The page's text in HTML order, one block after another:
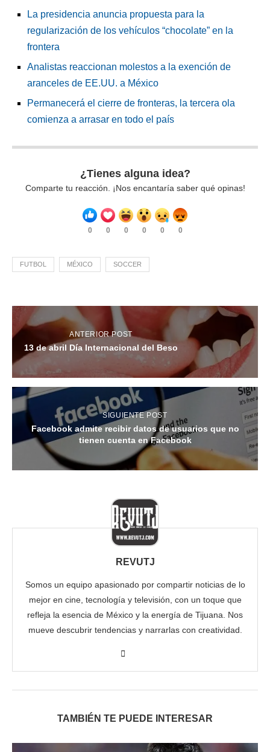
La presidencia anuncia propuesta para la
regularización de los vehículos “chocolate” en la
frontera
Analistas reaccionan molestos a la exención de
aranceles de EE.UU. a México
Permanecerá el cierre de fronteras, la tercera ola
comienza a arrasar en todo el país
¿Tienes alguna idea?
Comparte tu reacción. ¡Nos encantaría saber qué opinas!
0 0 0 0 0 0
FUTBOL MÉXICO SOCCER
ANTERIOR POST
13 de abril Día Internacional del Beso
SIGUIENTE POST
Facebook admite recibir datos de usuarios que no
tienen cuenta en Facebook
REVUTJ
Somos un equipo apasionado por compartir noticias de lo
mejor en cine, tecnología y televisión, con un toque que
refleja la esencia de México y la energía de Tijuana. Nos
mueve descubrir tendencias y narrarlas con creatividad.
TAMBIÉN TE PUEDE INTERESAR